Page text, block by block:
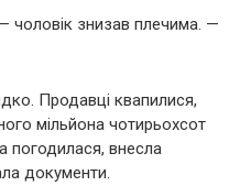
чоловік знизав плечима. —
Продавці квапилися,
мільйона чотирьохсот
погодилася, внесла
документи.